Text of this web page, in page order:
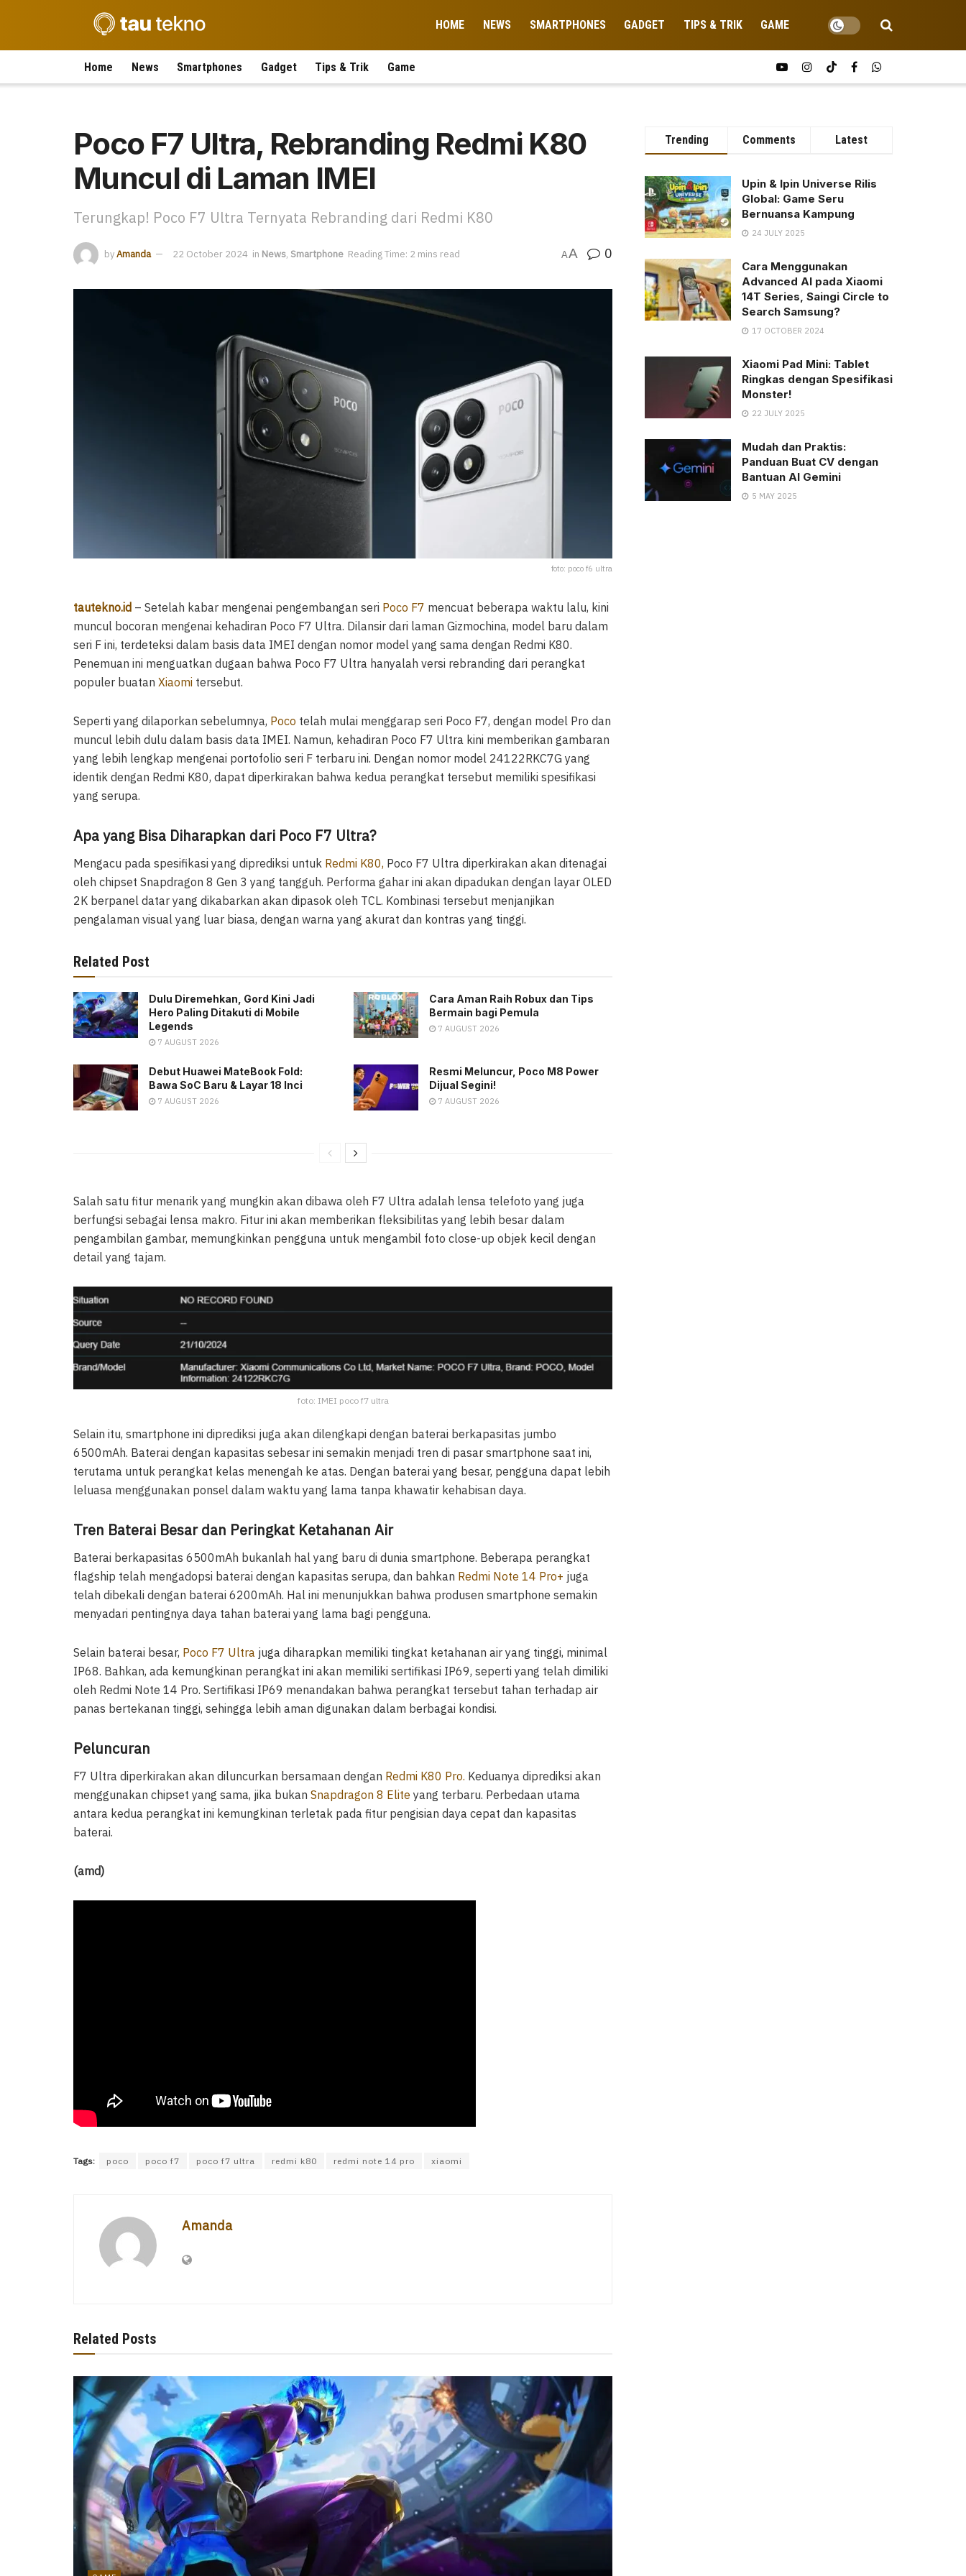
HOME NEWS SMARTPHONES GADGET TIPS & TRIK GAME
Home News Smartphones Gadget Tips & Trik Game
Poco F7 Ultra, Rebranding Redmi K80
Muncul di Laman IMEI
Terungkap! Poco F7 Ultra Ternyata Rebranding dari Redmi K80
byAmanda 22 October 2024 in News, Smartphone Reading Time: 2 mins read AA 0
foto: poco f6 ultra
tautekno.id – Setelah kabar mengenai pengembangan seri Poco F7 mencuat beberapa waktu lalu, kini
muncul bocoran mengenai kehadiran Poco F7 Ultra. Dilansir dari laman Gizmochina, model baru dalam
seri F ini, terdeteksi dalam basis data IMEI dengan nomor model yang sama dengan Redmi K80.
Penemuan ini menguatkan dugaan bahwa Poco F7 Ultra hanyalah versi rebranding dari perangkat
populer buatan Xiaomi tersebut.
Seperti yang dilaporkan sebelumnya, Poco telah mulai menggarap seri Poco F7, dengan model Pro dan
muncul lebih dulu dalam basis data IMEI. Namun, kehadiran Poco F7 Ultra kini memberikan gambaran
yang lebih lengkap mengenai portofolio seri F terbaru ini. Dengan nomor model 24122RKC7G yang
identik dengan Redmi K80, dapat diperkirakan bahwa kedua perangkat tersebut memiliki spesifikasi
yang serupa.
Apa yang Bisa Diharapkan dari Poco F7 Ultra?
Mengacu pada spesifikasi yang diprediksi untuk Redmi K80, Poco F7 Ultra diperkirakan akan ditenagai
oleh chipset Snapdragon 8 Gen 3 yang tangguh. Performa gahar ini akan dipadukan dengan layar OLED
2K berpanel datar yang dikabarkan akan dipasok oleh TCL. Kombinasi tersebut menjanjikan
pengalaman visual yang luar biasa, dengan warna yang akurat dan kontras yang tinggi.
Related Post
Dulu Diremehkan, Gord Kini Jadi
Hero Paling Ditakuti di Mobile
Legends
7 AUGUST 2026
Cara Aman Raih Robux dan Tips
Bermain bagi Pemula
7 AUGUST 2026
Debut Huawei MateBook Fold:
Bawa SoC Baru & Layar 18 Inci
7 AUGUST 2026
Resmi Meluncur, Poco M8 Power
Dijual Segini!
7 AUGUST 2026
Salah satu fitur menarik yang mungkin akan dibawa oleh F7 Ultra adalah lensa telefoto yang juga
berfungsi sebagai lensa makro. Fitur ini akan memberikan fleksibilitas yang lebih besar dalam
pengambilan gambar, memungkinkan pengguna untuk mengambil foto close-up objek kecil dengan
detail yang tajam.
foto: IMEI poco f7 ultra
Selain itu, smartphone ini diprediksi juga akan dilengkapi dengan baterai berkapasitas jumbo
6500mAh. Baterai dengan kapasitas sebesar ini semakin menjadi tren di pasar smartphone saat ini,
terutama untuk perangkat kelas menengah ke atas. Dengan baterai yang besar, pengguna dapat lebih
leluasa menggunakan ponsel dalam waktu yang lama tanpa khawatir kehabisan daya.
Tren Baterai Besar dan Peringkat Ketahanan Air
Baterai berkapasitas 6500mAh bukanlah hal yang baru di dunia smartphone. Beberapa perangkat
flagship telah mengadopsi baterai dengan kapasitas serupa, dan bahkan Redmi Note 14 Pro+ juga
telah dibekali dengan baterai 6200mAh. Hal ini menunjukkan bahwa produsen smartphone semakin
menyadari pentingnya daya tahan baterai yang lama bagi pengguna.
Selain baterai besar, Poco F7 Ultra juga diharapkan memiliki tingkat ketahanan air yang tinggi, minimal
IP68. Bahkan, ada kemungkinan perangkat ini akan memiliki sertifikasi IP69, seperti yang telah dimiliki
oleh Redmi Note 14 Pro. Sertifikasi IP69 menandakan bahwa perangkat tersebut tahan terhadap air
panas bertekanan tinggi, sehingga lebih aman digunakan dalam berbagai kondisi.
Peluncuran
F7 Ultra diperkirakan akan diluncurkan bersamaan dengan Redmi K80 Pro. Keduanya diprediksi akan
menggunakan chipset yang sama, jika bukan Snapdragon 8 Elite yang terbaru. Perbedaan utama
antara kedua perangkat ini kemungkinan terletak pada fitur pengisian daya cepat dan kapasitas
baterai.
(amd)
Tags: poco poco f7 poco f7 ultra redmi k80 redmi note 14 pro xiaomi
Amanda
Related Posts
Trending Comments Latest
Upin & Ipin Universe Rilis
Global: Game Seru
Bernuansa Kampung
24 JULY 2025
Cara Menggunakan
Advanced AI pada Xiaomi
14T Series, Saingi Circle to
Search Samsung?
17 OCTOBER 2024
Xiaomi Pad Mini: Tablet
Ringkas dengan Spesifikasi
Monster!
22 JULY 2025
Mudah dan Praktis:
Panduan Buat CV dengan
Bantuan AI Gemini
5 MAY 2025